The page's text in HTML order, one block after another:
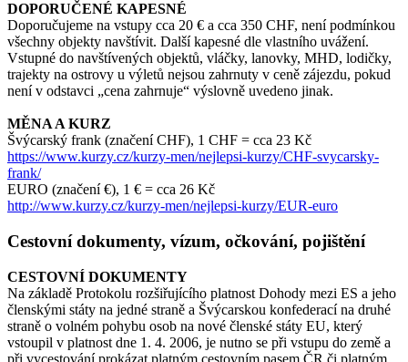
DOPORUČENÉ KAPESNÉ
Doporučujeme na vstupy cca 20 € a cca 350 CHF, není podmínkou
všechny objekty navštívit. Další kapesné dle vlastního uvážení.
Vstupné do navštívených objektů, vláčky, lanovky, MHD, lodičky,
trajekty na ostrovy u výletů nejsou zahrnuty v ceně zájezdu, pokud
není v odstavci „cena zahrnuje“ výslovně uvedeno jinak.
MĚNA A KURZ
Švýcarský frank (značení CHF), 1 CHF = cca 23 Kč
https://www.kurzy.cz/kurzy-men/nejlepsi-kurzy/CHF-svycarsky-
frank/
EURO (značení €), 1 € = cca 26 Kč
http://www.kurzy.cz/kurzy-men/nejlepsi-kurzy/EUR-euro
Cestovní dokumenty, vízum, očkování, pojištění
CESTOVNÍ DOKUMENTY
Na základě Protokolu rozšiřujícího platnost Dohody mezi ES a jeho
členskými státy na jedné straně a Švýcarskou konfederací na druhé
straně o volném pohybu osob na nové členské státy EU, který
vstoupil v platnost dne 1. 4. 2006, je nutno se při vstupu do země a
při vycestování prokázat platným cestovním pasem ČR či platným